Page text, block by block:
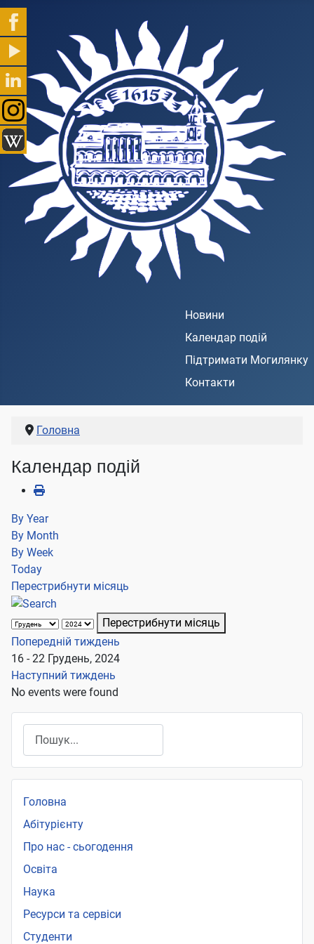
Новини
Календар подій
Підтримати Могилянку
Контакти
Головна
Календар подій
By Year
By Month
By Week
Today
Перестрибнути місяць
Перестрибнути місяць
Попередній тиждень
16 - 22 Грудень, 2024
Наступний тиждень
No events were found
Головна
Абітурієнту
Про нас - сьогодення
Освіта
Наука
Ресурси та сервіси
Студенти